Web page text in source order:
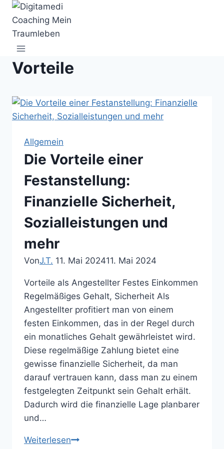
Zum
Inhalt
springen
Vorteile
Allgemein
Die Vorteile einer
Festanstellung:
Finanzielle Sicherheit,
Sozialleistungen und
mehr
VonJ.T. 11. Mai 202411. Mai 2024
Vorteile als Angestellter Festes Einkommen
Regelmäßiges Gehalt, Sicherheit Als
Angestellter profitiert man von einem
festen Einkommen, das in der Regel durch
ein monatliches Gehalt gewährleistet wird.
Diese regelmäßige Zahlung bietet eine
gewisse finanzielle Sicherheit, da man
darauf vertrauen kann, dass man zu einem
festgelegten Zeitpunkt sein Gehalt erhält.
Dadurch wird die finanzielle Lage planbarer
und…
WeiterlesenDie